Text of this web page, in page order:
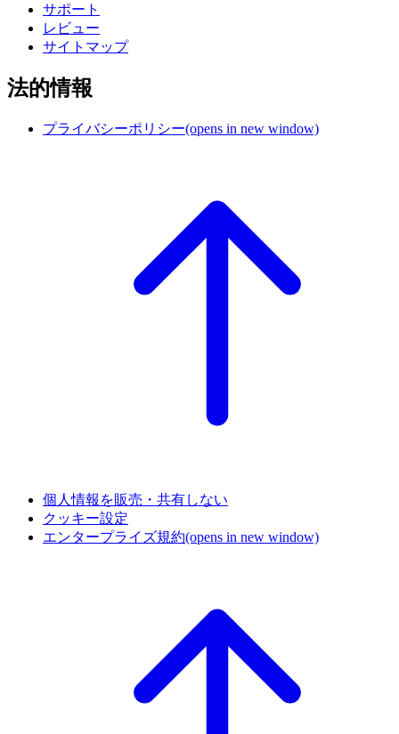
サポート
レビュー
サイトマップ
法的情報
プライバシーポリシー(opens in new window)
個人情報を販売・共有しない
クッキー設定
エンタープライズ規約(opens in new window)